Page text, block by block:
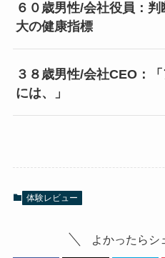
６０歳男性/会社役員：
大の健康指標
３８歳男性/会社CEO：
には、」
体験レビュー
よかったらシ